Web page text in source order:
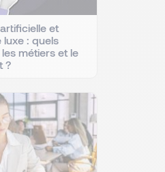
et
luxe : quels
métiers et le
?